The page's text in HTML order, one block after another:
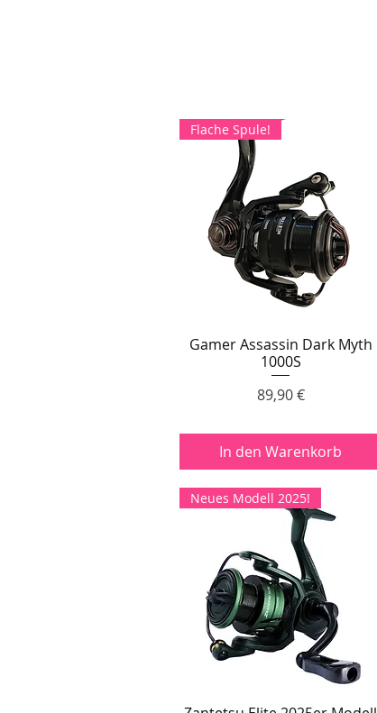
Schnellansicht
Flache Spule!
Gamer Assassin Dark Myth
1000S
Preis
89,90 €
In den Warenkorb
Neues Modell 2025!